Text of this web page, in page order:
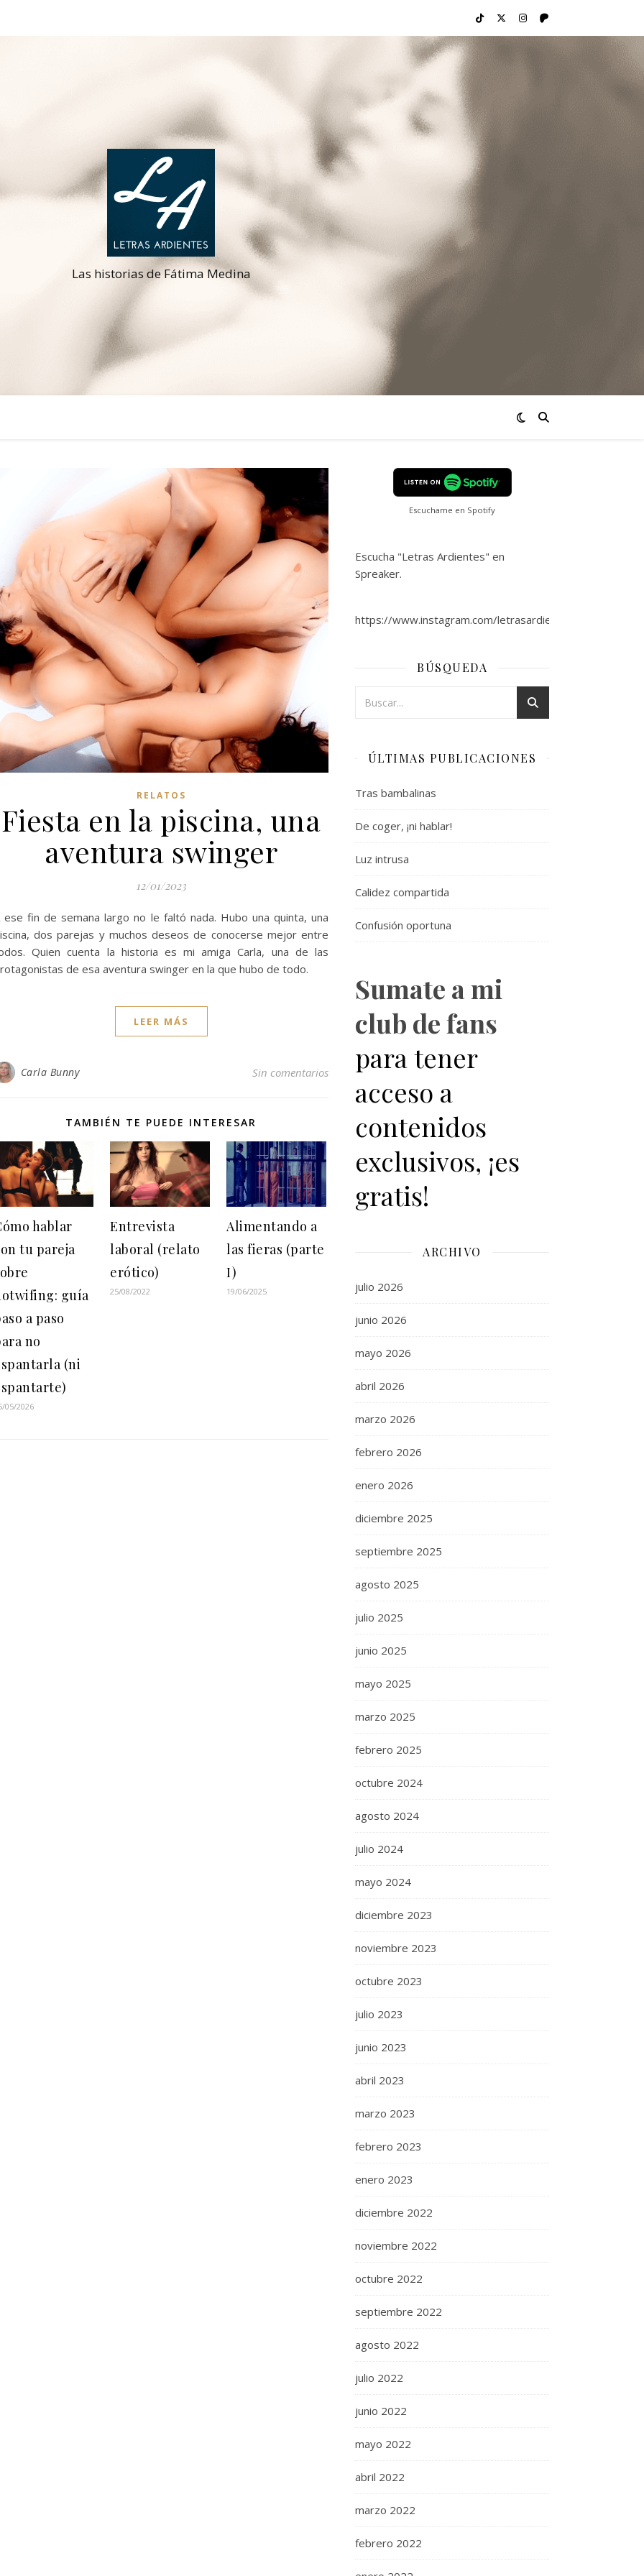
Las historias de Fátima Medina
RELATOS
Fiesta en la piscina, una
aventura swinger
12/01/2023
ese fin de semana largo no le faltó nada. Hubo una quinta, una
dos parejas y muchos deseos de conocerse mejor entre
Quien cuenta la historia es mi amiga Carla, una de las
de esa aventura swinger en la que hubo de todo.
LEER MÁS
Carla Bunny Sin comentarios
TAMBIÉN TE PUEDE INTERESAR
hablar
tu pareja
guía
a paso
no
(ni
05/2026
Entrevista
laboral (relato
erótico)
25/08/2022
Alimentando a
las fieras (parte
I)
19/06/2025
Escuchame en Spotify
Escucha "Letras Ardientes" en
Spreaker.
https://www.instagram.com/letrasardientes/
BÚSQUEDA
ÚLTIMAS PUBLICACIONES
Tras bambalinas
De coger, ¡ni hablar!
Luz intrusa
Calidez compartida
Confusión oportuna
Sumate a mi
club de fans
para tener
acceso a
contenidos
exclusivos, ¡es
gratis!
ARCHIVO
julio 2026
junio 2026
mayo 2026
abril 2026
marzo 2026
febrero 2026
enero 2026
diciembre 2025
septiembre 2025
agosto 2025
julio 2025
junio 2025
mayo 2025
marzo 2025
febrero 2025
octubre 2024
agosto 2024
julio 2024
mayo 2024
diciembre 2023
noviembre 2023
octubre 2023
julio 2023
junio 2023
abril 2023
marzo 2023
febrero 2023
enero 2023
diciembre 2022
noviembre 2022
octubre 2022
septiembre 2022
agosto 2022
julio 2022
junio 2022
mayo 2022
abril 2022
marzo 2022
febrero 2022